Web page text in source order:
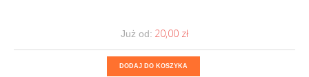
Już od: 20,00 ‎zł
DODAJ DO KOSZYKA